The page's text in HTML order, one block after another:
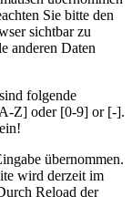
Sie bitte den
sichtbar zu
anderen Daten
folgende
Z] oder [0-9] or [-].
übernommen.
wird derzeit im
Reload der